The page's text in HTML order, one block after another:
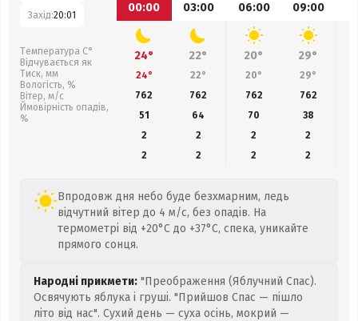
Захід:20:01
Температура С°
Відчувається як
Тиск, мм
Вологість, %
Вітер, м/с
Ймовірність опадів,
%
00:00
03:00 06:00 09:00
24° 22° 20° 29°
24° 22° 20° 29°
762
762 762 762
51
64 70 38
2
2 2
2
2
2 2 2
Впродовж дня небо буде безхмарним, ледь
відчутний вітер до 4 м/с, без опадів. На
термометрі від +20°C до +37°C, спека, уникайте
прямого сонця.
Народні прикмети: "Преображення (Яблучний Спас).
Освячують яблука і груші. "Прийшов Спас — пішло
літо від нас". Сухий день — суха осінь, мокрий —